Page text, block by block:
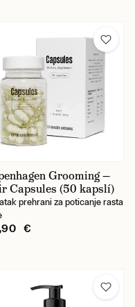
Grooming —
Capsules (50 kapslí)
prehrani za poticanje rasta
€